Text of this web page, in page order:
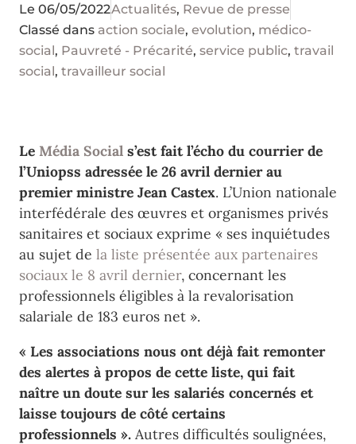
Le 06/05/2022Actualités, Revue de presse
Classé dans action sociale, evolution, médico-
social, Pauvreté - Précarité, service public, travail
social, travailleur social
Le Média Social s’est fait l’écho du courrier de
l’Uniopss adressée le 26 avril dernier au
premier ministre Jean Castex. L’Union nationale
interfédérale des œuvres et organismes privés
sanitaires et sociaux exprime « ses inquiétudes
au sujet de la liste présentée aux partenaires
sociaux le 8 avril dernier, concernant les
professionnels éligibles à la revalorisation
salariale de 183 euros net ».
« Les associations nous ont déjà fait remonter
des alertes à propos de cette liste, qui fait
naître un doute sur les salariés concernés et
laisse toujours de côté certains
professionnels ». Autres difficultés soulignées,